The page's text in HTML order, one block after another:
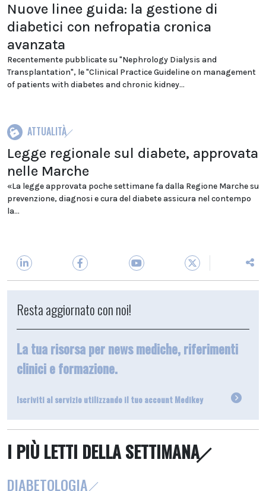
Nuove linee guida: la gestione di
diabetici con nefropatia cronica
avanzata
Recentemente pubblicate su "Nephrology Dialysis and
Transplantation", le "Clinical Practice Guideline on management
of patients with diabetes and chronic kidney...
ATTUALITÀ
Legge regionale sul diabete, approvata
nelle Marche
«La legge approvata poche settimane fa dalla Regione Marche su
prevenzione, diagnosi e cura del diabete assicura nel contempo
la...
Resta aggiornato con noi!
La tua risorsa per news mediche, riferimenti
clinici e formazione.
Iscriviti al servizio utilizzando il tuo account Medikey
I PIÙ LETTI DELLA SETTIMANA
DIABETOLOGIA